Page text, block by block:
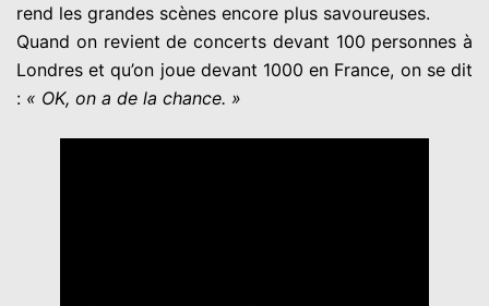
rend les grandes scènes encore plus savoureuses.
Quand on revient de concerts devant 100 personnes à
Londres et qu’on joue devant 1000 en France, on se dit
: « OK, on a de la chance. »